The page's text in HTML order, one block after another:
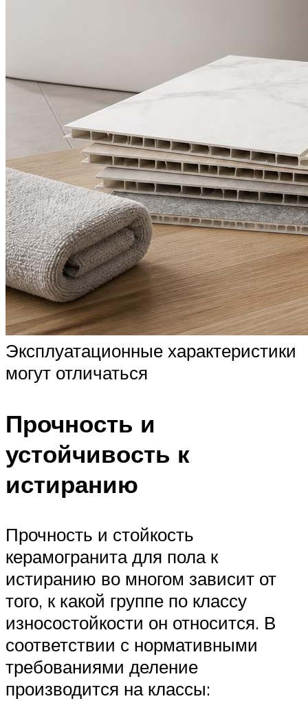
Эксплуатационные характеристики
могут отличаться
Прочность и
устойчивость к
истиранию
Прочность и стойкость
керамогранита для пола к
истиранию во многом зависит от
того, к какой группе по классу
износостойкости он относится. В
соответствии с нормативными
требованиями деление
производится на классы: